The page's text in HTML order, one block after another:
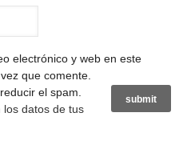
electrónico y web en este
que comente.
el spam.
los datos de tus